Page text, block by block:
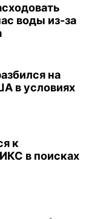
воды из-за
на
в условиях
к
в поисках